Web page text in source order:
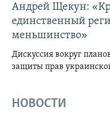
Андрей Щекун:
единственный
меньшинство»
Дискуссия вокруг
защиты прав
НОВОСТИ